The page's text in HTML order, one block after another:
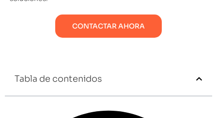
CONTACTAR AHORA
Tabla de contenidos